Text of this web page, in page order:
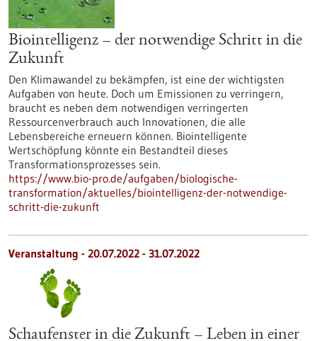
Biointelligenz – der notwendige Schritt in die
Zukunft
Den Klimawandel zu bekämpfen, ist eine der wichtigsten
Aufgaben von heute. Doch um Emissionen zu verringern,
braucht es neben dem notwendigen verringerten
Ressourcenverbrauch auch Innovationen, die alle
Lebensbereiche erneuern können. Biointelligente
Wertschöpfung könnte ein Bestandteil dieses
Transformationsprozesses sein.
https://www.bio-pro.de/aufgaben/biologische-
transformation/aktuelles/biointelligenz-der-notwendige-
schritt-die-zukunft
Veranstaltung - 20.07.2022 - 31.07.2022
Schaufenster in die Zukunft – Leben in einer